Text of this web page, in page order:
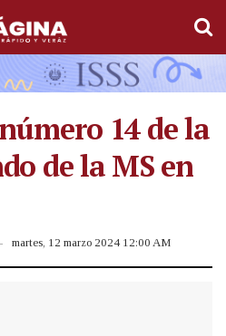
14 de la
de la MS en
martes, 12 marzo 2024 12:00 AM